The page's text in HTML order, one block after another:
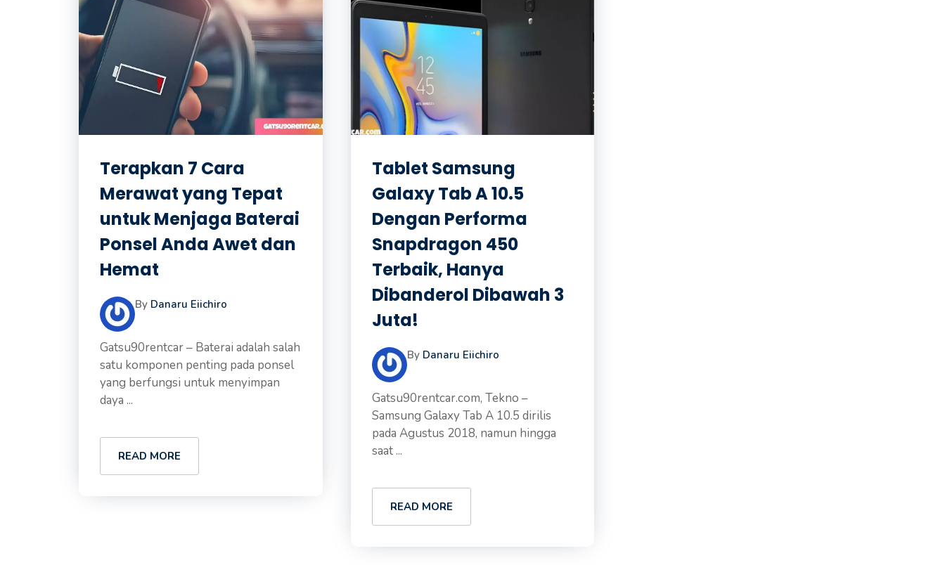
Terapkan 7 Cara
Merawat yang Tepat
untuk Menjaga Baterai
Ponsel Anda Awet dan
Hemat
By Danaru Eiichiro
Gatsu90rentcar – Baterai adalah salah
satu komponen penting pada ponsel
yang berfungsi untuk menyimpan
daya ...
READ MORE
Tablet Samsung
Galaxy Tab A 10.5
Dengan Performa
Snapdragon 450
Terbaik, Hanya
Dibanderol Dibawah 3
Juta!
By Danaru Eiichiro
Gatsu90rentcar.com, Tekno –
Samsung Galaxy Tab A 10.5 dirilis
pada Agustus 2018, namun hingga
saat ...
READ MORE